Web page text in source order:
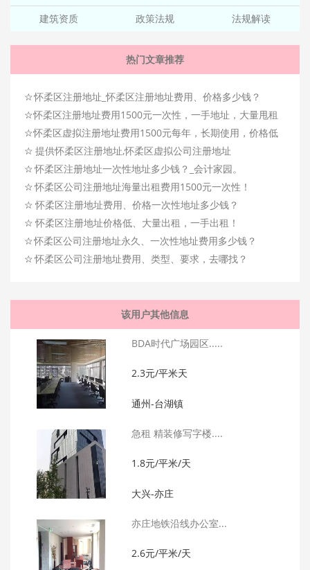
建筑资质
政策法规 法规解读
热门文章推荐
☆怀柔区注册地址_怀柔区注册地址费用、价格多少钱？
☆怀柔区注册地址费用1500元一次性，一手地址，大量甩租
☆怀柔区虚拟注册地址费用1500元每年，长期使用，价格低
☆ 提供怀柔区注册地址,怀柔区虚拟公司注册地址
☆ 怀柔区注册地址一次性地址多少钱？_会计家园。
☆ 怀柔区公司注册地址海量出租费用1500元一次性！
☆ 怀柔区注册地址费用、价格一次性地址多少钱？
☆ 怀柔区注册地址价格低、大量出租，一手出租！
☆怀柔区公司注册地址永久、一次性地址费用多少钱？
☆ 怀柔区公司注册地址费用、类型、要求，去哪找？
该用户其他信息
BDA时代广场园区.....
2.3元/平米天
通州-台湖镇
急租 精装修写字楼....
1.8元/平米/天
大兴-亦庄
亦庄地铁沿线办公室...
2.6元/平米/天